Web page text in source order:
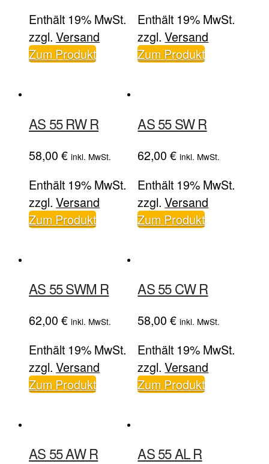
49,00 €45,00 €.
Enthält 19% MwSt.
zzgl. Versand
Zum Produkt
49,00 €45,00 €.
Enthält 19% MwSt.
zzgl.Versand
Zum Produkt
AS 55 RW R
58,00 € inkl. MwSt.
Enthält 19% MwSt.
zzgl. Versand
Zum Produkt
AS 55 SW R
62,00€ inkl. MwSt.
Enthält 19% MwSt.
zzgl.Versand
Zum Produkt
AS 55 SWM R
62,00 € inkl. MwSt.
Enthält 19% MwSt.
zzgl. Versand
Zum Produkt
AS 55 CW R
58,00€ inkl. MwSt.
Enthält 19% MwSt.
zzgl.Versand
Zum Produkt
AS 55 AW R AS 55 AL R